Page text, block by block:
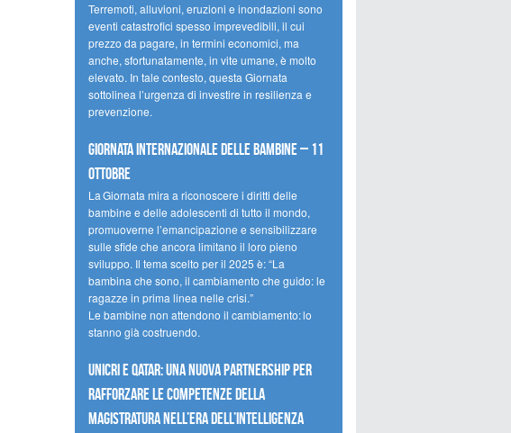
Terremoti, alluvioni, eruzioni e inondazioni sono
eventi catastrofici spesso imprevedibili, il cui
prezzo da pagare, in termini economici, ma
anche, sfortunatamente, in vite umane, è molto
elevato. In tale contesto, questa Giornata
sottolinea l’urgenza di investire in resilienza e
prevenzione.
Giornata internazionale delle bambine – 11
ottobre
La Giornata mira a riconoscere i diritti delle
bambine e delle adolescenti di tutto il mondo,
promuoverne l’emancipazione e sensibilizzare
sulle sfide che ancora limitano il loro pieno
sviluppo. Il tema scelto per il 2025 è: “La
bambina che sono, il cambiamento che guido: le
ragazze in prima linea nelle crisi.”
Le bambine non attendono il cambiamento: lo
stanno già costruendo.
UNICRI e Qatar: una nuova partnership per
rafforzare le competenze della
magistratura nell’era dell’intelligenza